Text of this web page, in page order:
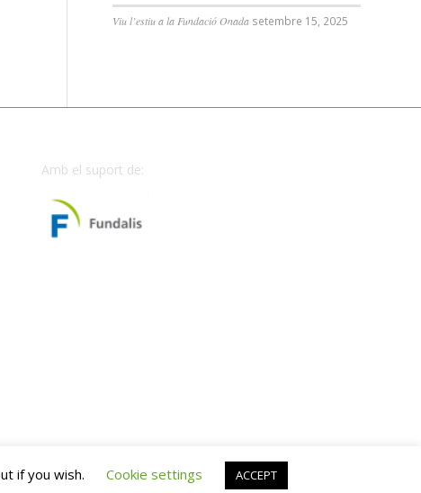
Viu l’estiu a la Fundació Onada setembre 15, 2025
Amb el suport de:
if you wish. Cookie settings ACCEPT